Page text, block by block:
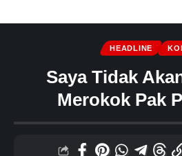
HEADLINE
Saya Tidak
Merokok Pak